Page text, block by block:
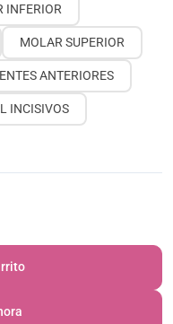
INFERIOR
MOLAR SUPERIOR
ANTERIORES
INCISIVOS